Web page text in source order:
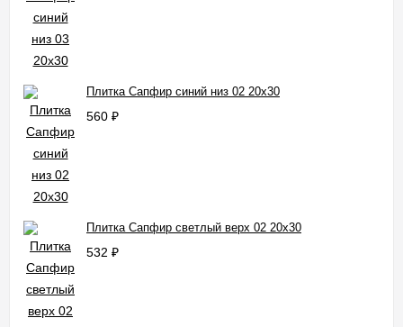
Плитка Сапфир синий низ 02 20x30
560 ₽
Плитка Сапфир светлый верх 02 20x30
532 ₽